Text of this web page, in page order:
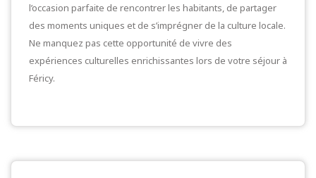
l’occasion parfaite de rencontrer les habitants, de partager
des moments uniques et de s’imprégner de la culture locale.
Ne manquez pas cette opportunité de vivre des
expériences culturelles enrichissantes lors de votre séjour à
Féricy.